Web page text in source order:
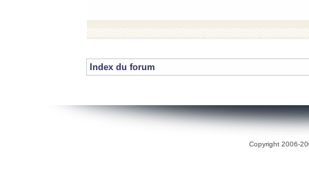
Index du forum
Copyright 2006-